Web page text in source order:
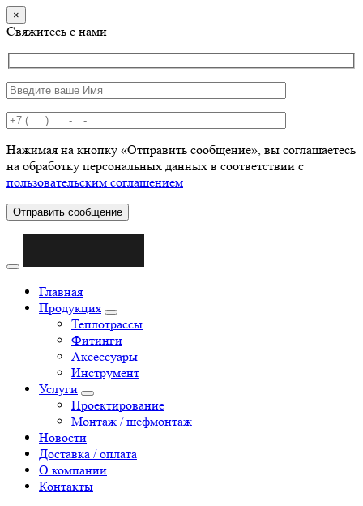
×
Свяжитесь с нами
Нажимая на кнопку «Отправить сообщение», вы соглашаетесь
на обработку персональных данных в соответствии с
пользовательским соглашением
Отправить сообщение
Главная
Продукция
Теплотрассы
Фитинги
Аксессуары
Инструмент
Услуги
Проектирование
Монтаж / шефмонтаж
Новости
Доставка / оплата
О компании
Контакты